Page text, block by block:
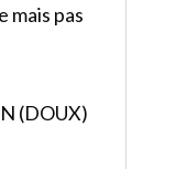
mais pas
(DOUX)